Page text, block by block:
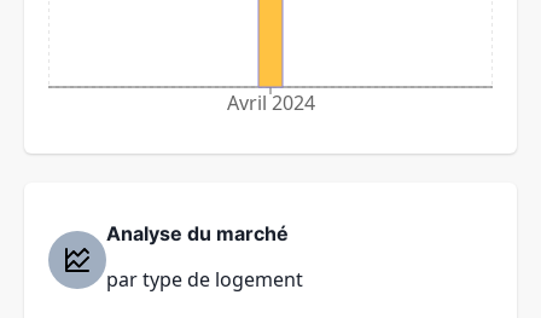
Avril 2024
Analyse du marché
par type de logement